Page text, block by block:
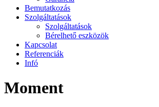
Bemutatkozás
Szolgáltatások
Szolgáltatások
Bérelhető eszközök
Kapcsolat
Referenciák
Infó
Moment